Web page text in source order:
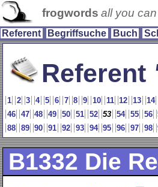
frogwords all you
Referent Begriffsuche Buch
Referent
1 2 3 4 5 6 7 8 9 10 11 12 13 14
46
47 48 49 50 51 52 53 54 55 56
88
89 90 91 92 93 94 95 96 97 98
B1332 Die